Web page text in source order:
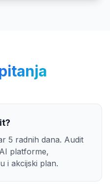
5 radnih dana. Audit
platforme,
i akcijski plan.